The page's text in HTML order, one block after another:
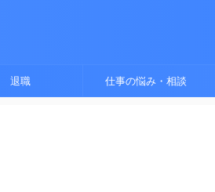
退職 仕事の悩み・相談